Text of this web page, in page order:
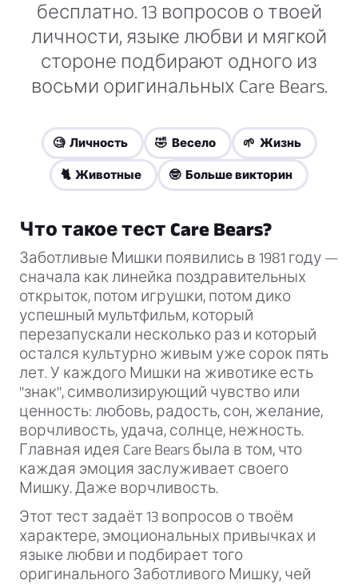
бесплатно. 13 вопросов о твоей
личности, языке любви и мягкой
стороне подбирают одного из
восьми оригинальных Care Bears.
🧐 Личность 🤣 Весело 🌱 Жизнь
🐈 Животные 🤓 Больше викторин
Что такое тест Care Bears?
Заботливые Мишки появились в 1981 году —
сначала как линейка поздравительных
открыток, потом игрушки, потом дико
успешный мультфильм, который
перезапускали несколько раз и который
остался культурно живым уже сорок пять
лет. У каждого Мишки на животике есть
"знак", символизирующий чувство или
ценность: любовь, радость, сон, желание,
ворчливость, удача, солнце, нежность.
Главная идея Care Bears была в том, что
каждая эмоция заслуживает своего
Мишку. Даже ворчливость.
Этот тест задаёт 13 вопросов о твоём
характере, эмоциональных привычках и
языке любви и подбирает того
оригинального Заботливого Мишку, чей